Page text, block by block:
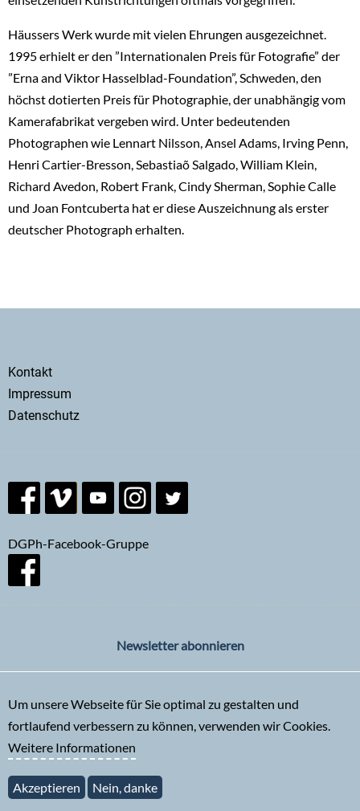
Häussers Werk wurde mit vielen Ehrungen ausgezeichnet.
1995 erhielt er den ”Internationalen Preis für Fotografie” der
”Erna and Viktor Hasselblad-Foundation”, Schweden, den
höchst dotierten Preis für Photographie, der unabhängig vom
Kamerafabrikat vergeben wird. Unter bedeutenden
Photographen wie Lennart Nilsson, Ansel Adams, Irving Penn,
Henri Cartier-Bresson, Sebastiaõ Salgado, William Klein,
Richard Avedon, Robert Frank, Cindy Sherman, Sophie Calle
und Joan Fontcuberta hat er diese Auszeichnung als erster
deutscher Photograph erhalten.
Secondary
menu
Kontakt
Impressum
Datenschutz
DGPh-Facebook-Gruppe
Newsletter abonnieren
Um unsere Webseite für Sie optimal zu gestalten und
fortlaufend verbessern zu können, verwenden wir Cookies.
Weitere Informationen
Akzeptieren Nein, danke